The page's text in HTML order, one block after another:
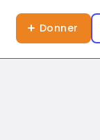
Donner